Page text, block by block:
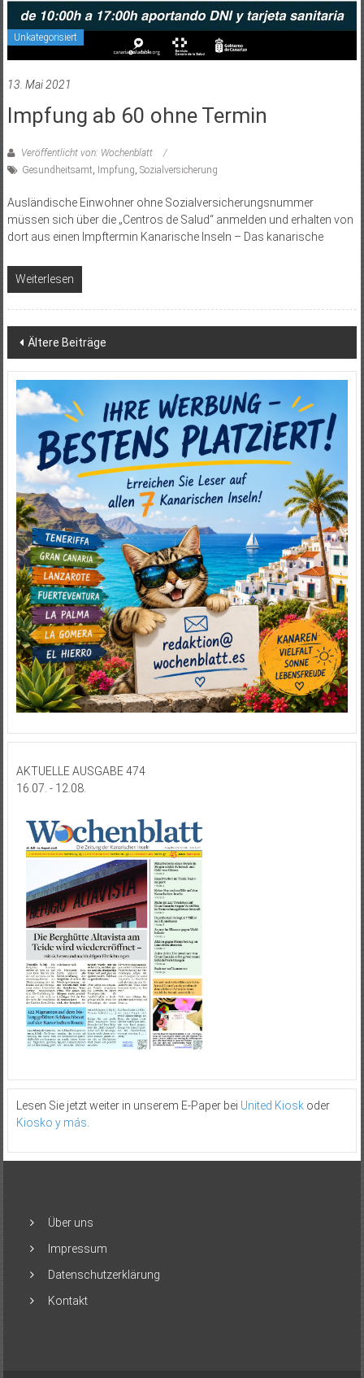
Unkategorisiert
13. Mai 2021
Impfung ab 60 ohne Termin
Veröffentlicht von: Wochenblatt
Gesundheitsamt, Impfung, Sozialversicherung
Ausländische Einwohner ohne Sozialversicherungsnummer
müssen sich über die „Centros de Salud“ anmelden und erhalten von
dort aus einen Impftermin Kanarische Inseln – Das kanarische
Weiterlesen
Beitragsnavigation
Ältere Beiträge
AKTUELLE AUSGABE 474
16.07. - 12.08.
Lesen Sie jetzt weiter in unserem E-Paper bei United Kioskoder
Kiosko y más
Über uns
Impressum
Datenschutzerklärung
Kontakt